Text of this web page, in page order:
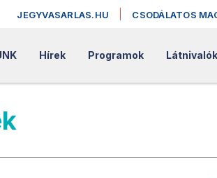
JEGYVASARLAS.HU CSODÁLATOS
Hírek Programok Látnivalók